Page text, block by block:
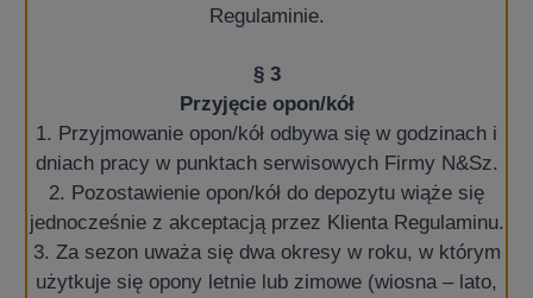
Regulaminie.
§ 3
Przyjęcie opon/kół
1. Przyjmowanie opon/kół odbywa się w godzinach i
dniach pracy w punktach serwisowych Firmy N&Sz.
2. Pozostawienie opon/kół do depozytu wiąże się
jednocześnie z akceptacją przez Klienta Regulaminu.
3. Za sezon uważa się dwa okresy w roku, w którym
użytkuje się opony letnie lub zimowe (wiosna – lato,